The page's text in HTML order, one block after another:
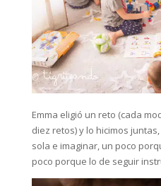
Emma eligió un reto (cada
diez retos) y lo hicimos
sola e imaginar, un poco
poco porque lo de seguir